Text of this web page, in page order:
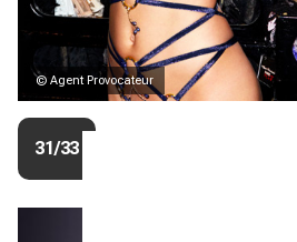
© Agent Provocateur
31/33